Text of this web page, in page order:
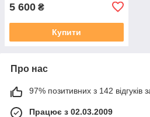
5 600 ₴
Купити
Про нас
97% позитивних з 142 відгуків
Працює з 02.03.2009